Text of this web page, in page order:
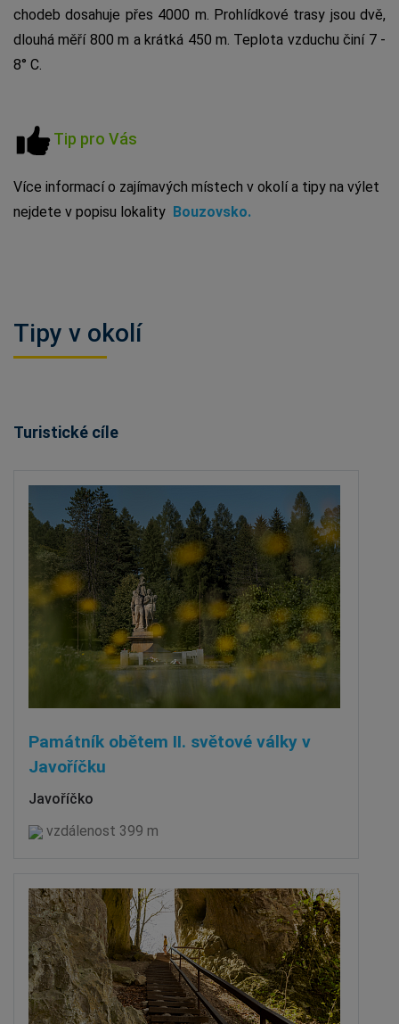
chodeb dosahuje přes 4000 m. Prohlídkové trasy jsou dvě,
dlouhá měří 800 m a krátká 450 m. Teplota vzduchu činí 7 -
8° C.
Tip pro Vás
Více informací o zajímavých místech v okolí a tipy na výlet
nejdete v popisu lokality Bouzovsko.
Tipy v okolí
Turistické cíle
Památník obětem II. světové války v
Javoříčku
Javoříčko
vzdálenost 399 m